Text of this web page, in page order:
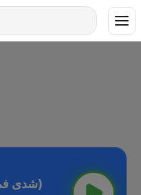
Chada FM (شدى فم)